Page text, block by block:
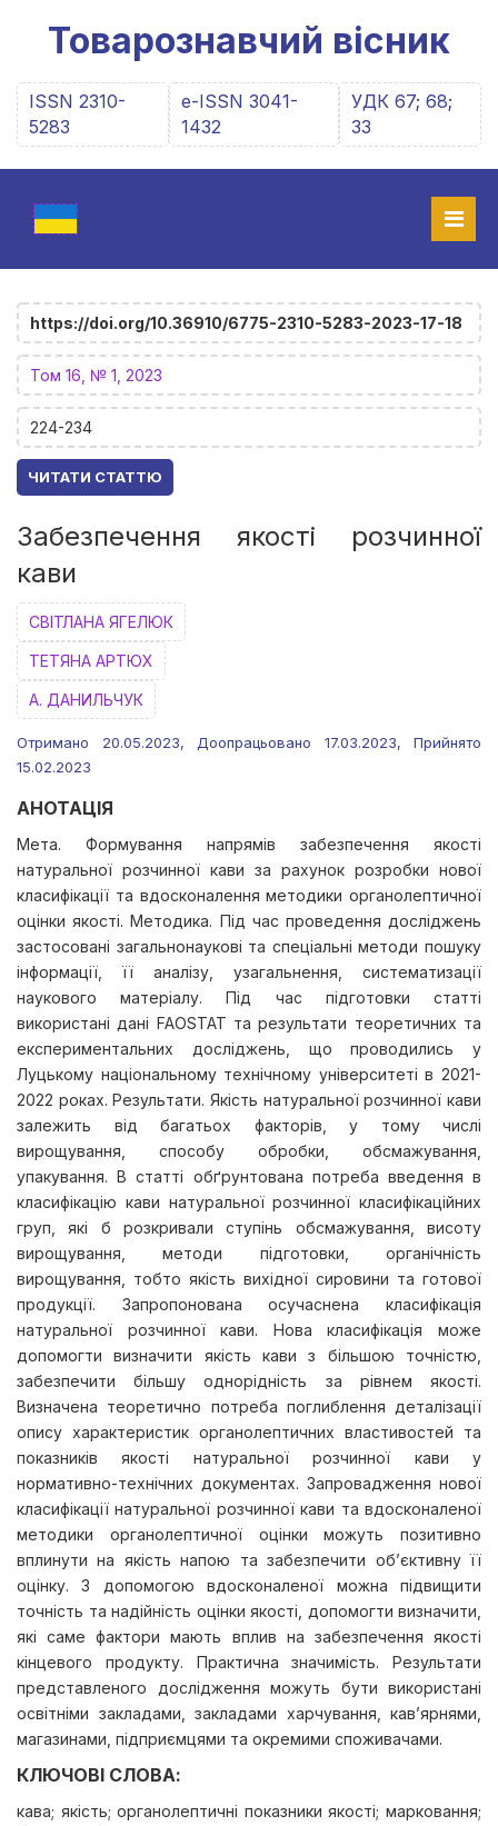
Товарознавчий вісник
ISSN 2310-
5283
e-ISSN 3041-
1432
УДК 67; 68;
33
https://doi.org/10.36910/6775-2310-5283-2023-17-18
Том 16, № 1, 2023
224-234
ЧИТАТИ СТАТТЮ
Забезпечення якості розчинної
кави
СВІТЛАНА ЯГЕЛЮК
ТЕТЯНА АРТЮХ
А. ДАНИЛЬЧУК
Отримано 20.05.2023, Доопрацьовано 17.03.2023, Прийнято
15.02.2023
АНОТАЦІЯ
Мета. Формування напрямів забезпечення якості
натуральної розчинної кави за рахунок розробки нової
класифікації та вдосконалення методики органолептичної
оцінки якості. Методика. Під час проведення досліджень
застосовані загальнонаукові та спеціальні методи пошуку
інформації, її аналізу, узагальнення, систематизації
наукового матеріалу. Під час підготовки статті
використані дані FAOSTAT та результати теоретичних та
експериментальних досліджень, що проводились у
Луцькому національному технічному університеті в 2021-
2022 роках. Результати. Якість натуральної розчинної кави
залежить від багатьох факторів, у тому числі
вирощування, способу обробки, обсмажування,
упакування. В статті обґрунтована потреба введення в
класифікацію кави натуральної розчинної класифікаційних
груп, які б розкривали ступінь обсмажування, висоту
вирощування, методи підготовки, органічність
вирощування, тобто якість вихідної сировини та готової
продукції. Запропонована осучаснена класифікація
натуральної розчинної кави. Нова класифікація може
допомогти визначити якість кави з більшою точністю,
забезпечити більшу однорідність за рівнем якості.
Визначена теоретично потреба поглиблення деталізації
опису характеристик органолептичних властивостей та
показників якості натуральної розчинної кави у
нормативно-технічних документах. Запровадження нової
класифікації натуральної розчинної кави та вдосконаленої
методики органолептичної оцінки можуть позитивно
вплинути на якість напою та забезпечити об’єктивну її
оцінку. З допомогою вдосконаленої можна підвищити
точність та надійність оцінки якості, допомогти визначити,
які саме фактори мають вплив на забезпечення якості
кінцевого продукту. Практична значимість. Результати
представленого дослідження можуть бути використані
освітніми закладами, закладами харчування, кав’ярнями,
магазинами, підприємцями та окремими споживачами.
КЛЮЧОВІ СЛОВА:
кава; якість; органолептичні показники якості; марковання;